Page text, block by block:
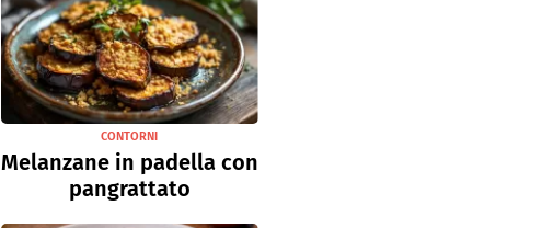
CONTORNI
Melanzane in padella con
pangrattato